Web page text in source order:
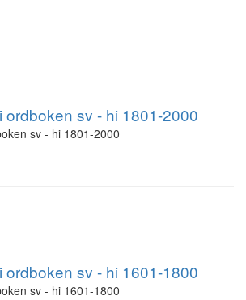
ordboken sv - hi 1801-2000
sv - hi 1801-2000
ordboken sv - hi 1601-1800
sv - hi 1601-1800